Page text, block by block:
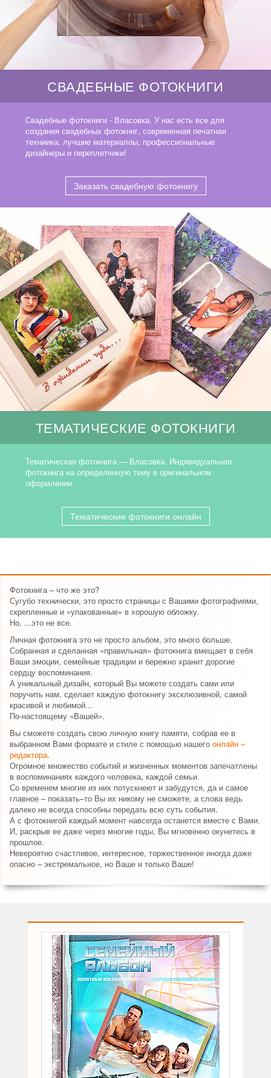
СВАДЕБНЫЕ ФОТОКНИГИ
Свадебные фотокниги - Власовка. У нас есть все для
создания свадебных фотокниг, современная печатная
техниика, лучшие материалоы, профессиональные
дизайнеры и переплетчики!
Заказать свадебную фотокнигу
ТЕМАТИЧЕСКИЕ ФОТОКНИГИ
Тематическая фотокнига — Власовка. Индивидуальная
фотокнига на определенную тему в оригинальном
оформлении.
Тематические фотокниги онлайн
Фотокнига – что же это?
Сугубо технически, это просто страницы с Вашими фотографиями,
скрепленные и «упакованные» в хорошую обложку.
Но, ...это не все.
Личная фотокнига это не просто альбом, это много больше.
Собранная и сделанная «правильная» фотокнига вмещает в себя
Ваши эмоции, семейные традиции и бережно хранит дорогие
сердцу воспоминания.
А уникальный дизайн, который Вы можете создать сами или
поручить нам, сделает каждую фотокнигу эксклюзивной, самой
красивой и любимой...
По-настоящему «Вашей».
Вы сможете создать свою личную книгу памяти, собрав ее в
выбранном Вами формате и стиле с помощью нашего онлайн –
редактора.
Огромное множество событий и жизненных моментов запечатлены
в воспоминаниях каждого человека, каждой семьи.
Со временем многие из них потускнеют и забудутся, да и самое
главное – показать–то Вы их никому не сможете, а слова ведь
далеко не всегда способны передать всю суть события.
А с фотокнигой каждый момент навсегда останется вместе с Вами.
И, раскрыв ее даже через многие годы, Вы мгновенно окунетесь в
прошлое.
Невероятно счастливое, интересное, торжественное иногда даже
опасно – экстремальное, но Ваше и только Ваше!